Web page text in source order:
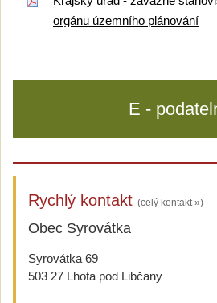
orgánu územního plánování
E -
Rychlý kontakt (celý kontakt »)
Obec Syrovátka
Syrovátka 69
503 27 Lhota pod Libčany